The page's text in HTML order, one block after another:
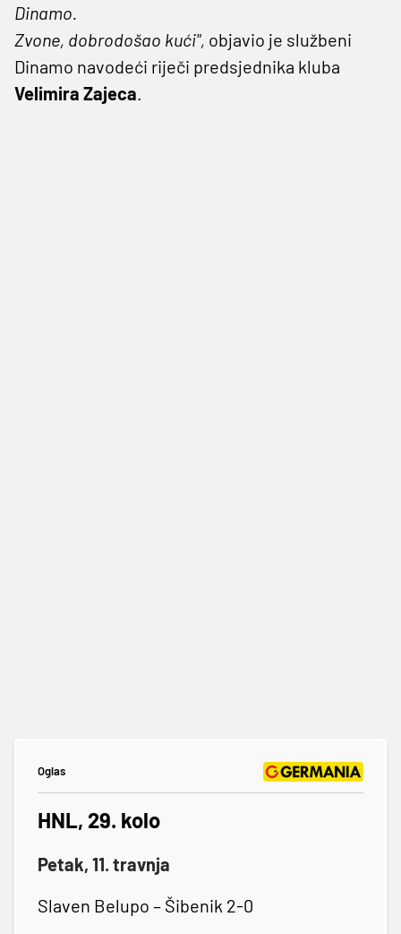
Dinamo.
Zvone, dobrodošao kući", objavio je službeni
Dinamo navodeći riječi predsjednika kluba
Velimira Zajeca.
Oglas
HNL, 29. kolo
Petak, 11. travnja
Slaven Belupo – Šibenik 2-0